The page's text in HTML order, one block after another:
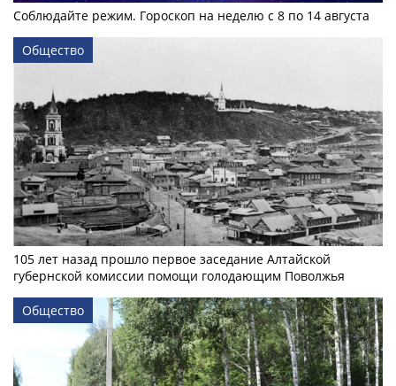
Соблюдайте режим. Гороскоп на неделю с 8 по 14 августа
Общество
105 лет назад прошло первое заседание Алтайской
губернской комиссии помощи голодающим Поволжья
Общество